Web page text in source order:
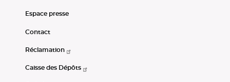
Espace presse
Contact
Réclamation
Caisse des Dépôts